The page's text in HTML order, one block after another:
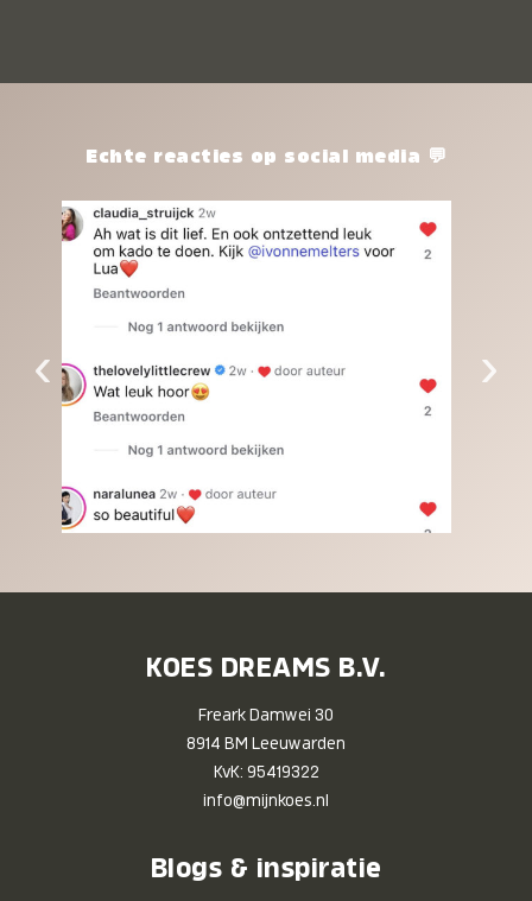
het waard.Echte reacties op social media 💬
‹ ›
KOES DREAMS B.V.
Freark Damwei 30
8914 BM Leeuwarden
KvK: 95419322
info@mijnkoes.nl
Blogs & inspiratie